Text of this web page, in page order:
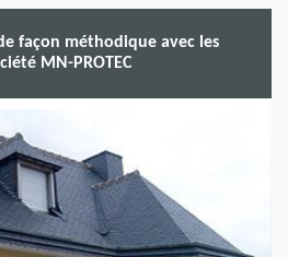
façon méthodique avec les
MN-PROTEC